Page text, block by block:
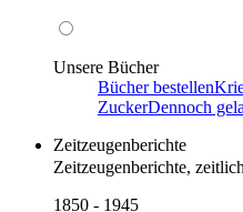
Unsere Bücher
Bücher bestellen
ZuckerDennoch
Zeitzeugenberichte
Zeitzeugenberichte,
1850 - 1945